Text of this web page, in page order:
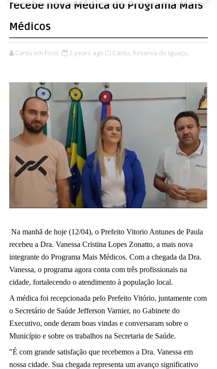
recebe nova Médica do Programa Mais
Médicos
Cantu em Foco 2 years ago Cantu, Reserva do Iguaçu,
Na manhã de hoje (12/04), o Prefeito Vitorio Antunes de Paula
recebeu a Dra. Vanessa Cristina Lopes Zonatto, a mais nova
integrante do Programa Mais Médicos. Com a chegada da Dra.
Vanessa, o programa agora conta com três profissionais na
cidade, fortalecendo o atendimento à população local.
A médica foi recepcionada pelo Prefeito Vitório, juntamente com
o Secretário de Saúde Jefferson Varnier, no Gabinete do
Executivo, onde deram boas vindas e conversaram sobre o
Município e sobre os trabalhos na Secretaria de Saúde.
"É com grande satisfação que recebemos a Dra. Vanessa em
nossa cidade. Sua chegada representa um avanço significativo